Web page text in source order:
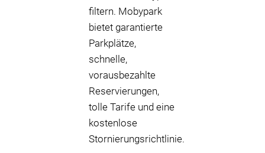
filtern. Mobypark
bietet garantierte
Parkplätze,
schnelle,
vorausbezahlte
Reservierungen,
tolle Tarife und eine
kostenlose
Stornierungsrichtlinie.